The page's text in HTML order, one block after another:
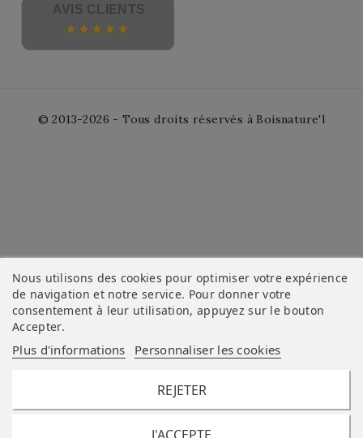
Nous utilisons des cookies pour optimiser votre expérience
de navigation et notre service. Pour donner votre
consentement à leur utilisation, appuyez sur le bouton
Accepter.
Plus d'informations Personnaliser les cookies
REJETER
AVIS CLIENTS
© 2013-2026 - Tous droits réservés à Boisnature'l